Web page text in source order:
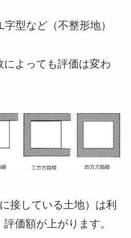
字型など（不整形地）
によっても評価は変わ
接している土地）は利
価額が上がります。